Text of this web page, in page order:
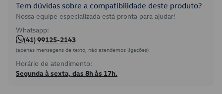
Tem dúvidas sobre a compatibilidade deste produto?
Nossa equipe especializada está pronta para ajudar!
Whatsapp:
(41) 99125-2143
(apenas mensagens de texto, não atendemos ligações)
Horário de atendimento:
Segunda à sexta, das 8h às 17h.